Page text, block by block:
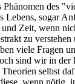
Phänomen des
Lebens, sogar
Zeit, wenn
zu verstehen
viele Fragen
sind wir in der
selbst
wenn nötig,